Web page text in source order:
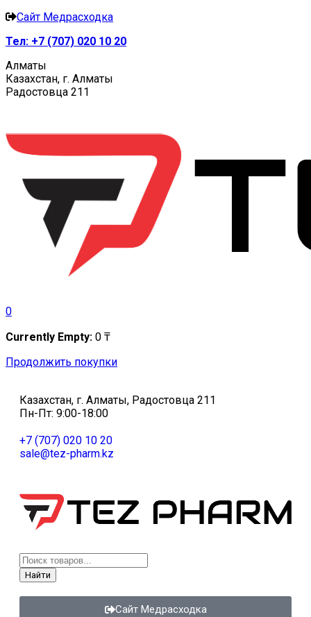
Сайт Медрасходка
Тел: +7 (707) 020 10 20
Алматы
Казахстан, г. Алматы
Радостовца 211
0
Currently Empty: 0 ₸
Продолжить покупки
Казахстан, г. Алматы, Радостовца 211
Пн-Пт: 9:00-18:00
+7 (707) 020 10 20
sale@tez-pharm.kz
Найти
Сайт Медрасходка